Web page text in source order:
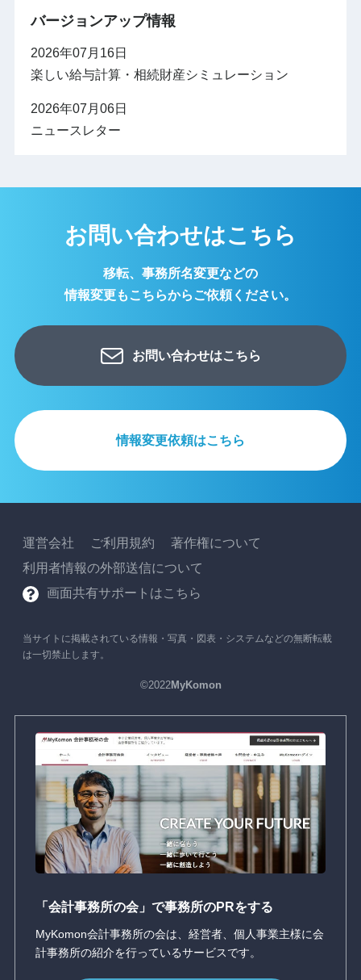
バージョンアップ情報
2026年07月16日
楽しい給与計算・相続財産シミュレーション
2026年07月06日
ニュースレター
設定
楽しい給与計算
2026年01月26日
グループウェア・顧客管理・電子会議室・設定
2025年12月23日
グループウェア・共有フォルダ
2025年11月06日
グループウェア
2025年10月06日
グループウェア
2025年06月12日
楽しい給与計算
お問い合わせはこちら
移転、事務所名変更などの
情報変更もこちらからご依頼ください。
お問い合わせはこちら
情報変更依頼はこちら
運営会社 ご利用規約
著作権について
利用者情報の外部送信について
画面共有サポートはこちら
当サイトに掲載されている情報・写真・図表・システムなどの無断転載
は一切禁止します。
©2022MyKomon
「会計事務所の会」で事務所のPRをする
MyKomon会計事務所の会は、経営者、個人事業主様に会
計事務所の紹介を行っているサービスです。